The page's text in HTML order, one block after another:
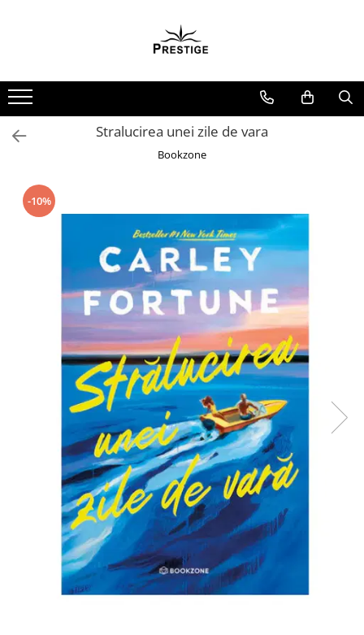
Noutati
Promotii
Pachete Speciale Carti
Arte Divinatorii
Astrologie
Dezvoltare Spirituala
KidConnection
Minte Corp
New Illuminati Files
Numerologie
Parapsihologie
Audiobook
ReConnect
Crestinism
ScienceConnection
SelfConnect
Stralucirea unei zile de vara
Bookzone
-10%